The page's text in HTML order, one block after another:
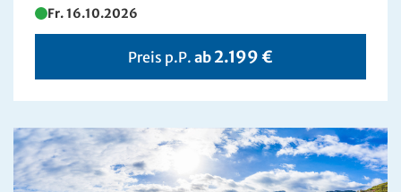
Fr. 16.10.2026
Preis p.P. ab 2.199 €